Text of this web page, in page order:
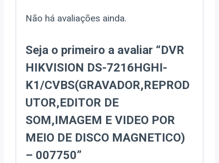
Não há avaliações ainda.
Seja o primeiro a avaliar “DVR
HIKVISION DS-7216HGHI-
K1/CVBS(GRAVADOR,REPROD
UTOR,EDITOR DE
SOM,IMAGEM E VIDEO POR
MEIO DE DISCO MAGNETICO)
– 007750”